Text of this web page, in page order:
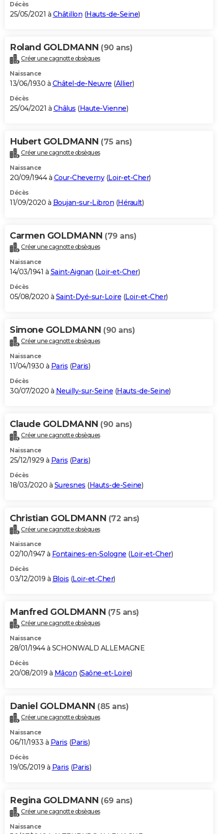
Décès
25/05/2021 à Châtillon (Hauts-de-Seine)
Roland GOLDMANN (90 ans)
Créer une cagnotte obsèques
Naissance
13/06/1930 à Châtel-de-Neuvre (Allier)
Décès
25/04/2021 à Châlus (Haute-Vienne)
Hubert GOLDMANN (75 ans)
Créer une cagnotte obsèques
Naissance
20/09/1944 à Cour-Cheverny(Loir-et-Cher)
Décès
11/09/2020 à Boujan-sur-Libron (Hérault)
Carmen GOLDMANN (79 ans)
Créer une cagnotte obsèques
Naissance
14/03/1941 à Saint-Aignan (Loir-et-Cher)
Décès
05/08/2020 à Saint-Dyé-sur-Loire (Loir-et-Cher)
Simone GOLDMANN (90 ans)
Créer une cagnotte obsèques
Naissance
11/04/1930 à Paris (Paris)
Décès
30/07/2020 à Neuilly-sur-Seine (Hauts-de-Seine)
Claude GOLDMANN (90 ans)
Créer une cagnotte obsèques
Naissance
25/12/1929 à Paris (Paris)
Décès
18/03/2020 à Suresnes (Hauts-de-Seine)
Christian GOLDMANN (72 ans)
Créer une cagnotte obsèques
Naissance
02/10/1947 à Fontaines-en-Sologne (Loir-et-Cher)
Décès
03/12/2019 à Blois (Loir-et-Cher)
Manfred GOLDMANN (75 ans)
Créer une cagnotte obsèques
Naissance
28/01/1944 à SCHONWALD ALLEMAGNE
Décès
20/08/2019 à Mâcon (Saône-et-Loire)
Daniel GOLDMANN (85 ans)
Créer une cagnotte obsèques
Naissance
06/11/1933 à Paris (Paris)
Décès
19/05/2019 à Paris (Paris)
Regina GOLDMANN (69 ans)
Créer une cagnotte obsèques
Naissance